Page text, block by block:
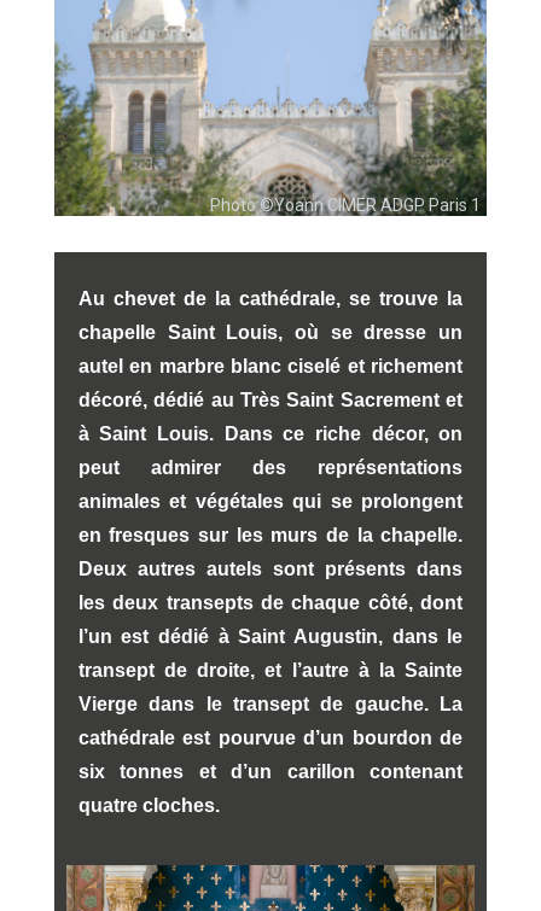
Photo ©Yoann CIMER ADGP Paris 1
Au chevet de la cathédrale, se trouve la
chapelle Saint Louis, où se dresse un
autel en marbre blanc ciselé et richement
décoré, dédié au Très Saint Sacrement et
à Saint Louis. Dans ce riche décor, on
peut admirer des représentations
animales et végétales qui se prolongent
en fresques sur les murs de la chapelle.
Deux autres autels sont présents dans
les deux transepts de chaque côté, dont
l’un est dédié à Saint Augustin, dans le
transept de droite, et l’autre à la Sainte
Vierge dans le transept de gauche. La
cathédrale est pourvue d’un bourdon de
six tonnes et d’un carillon contenant
quatre cloches.